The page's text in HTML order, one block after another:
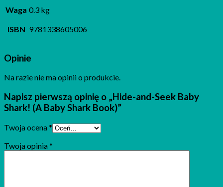
Waga 0.3 kg
ISBN 9781338605006
Opinie
Na razie nie ma opinii o produkcie.
Napisz pierwszą opinię o „Hide-and-Seek Baby
Shark! (A Baby Shark Book)”
Twoja ocena*
Twoja opinia*